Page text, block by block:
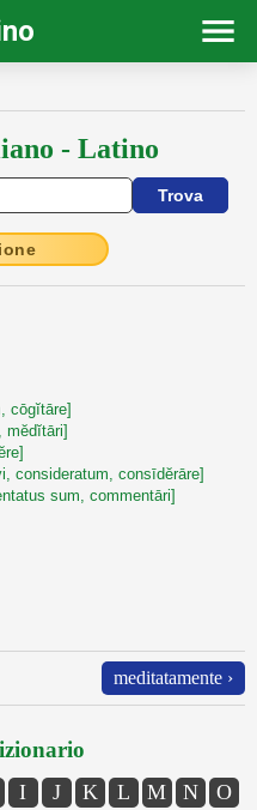
- Latino
cōgĭtāre]
mĕdĭtāri]
consideratum, consīdĕrāre]
sum, commentāri]
meditatamente ›
I J K L M N
O